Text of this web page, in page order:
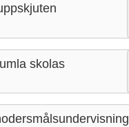
skolas